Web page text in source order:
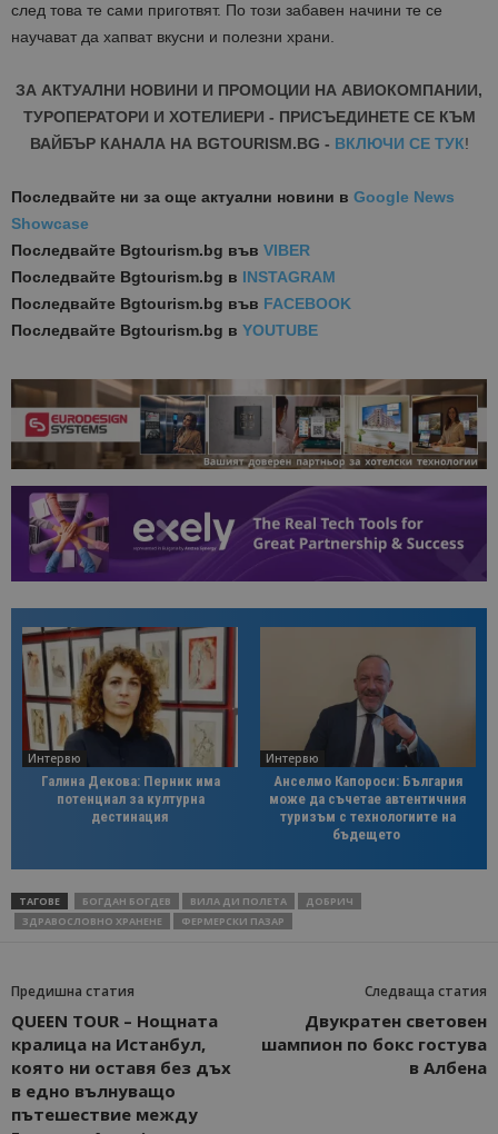
след това те сами приготвят. По този забавен начини те се
научават да хапват вкусни и полезни храни.
ЗА АКТУАЛНИ НОВИНИ И ПРОМОЦИИ НА АВИОКОМПАНИИ,
ТУРОПЕРАТОРИ И ХОТЕЛИЕРИ - ПРИСЪЕДИНЕТЕ СЕ КЪМ
ВАЙБЪР КАНАЛА НА BGTOURISM.BG - ВКЛЮЧИ СЕ ТУК!
Последвайте ни за още актуални новини в Google News
Showcase
Последвайте Bgtourism.bg във VIBER
Последвайте Bgtourism.bg в INSTAGRAM
Последвайте Bgtourism.bg във FACEBOOK
Последвайте Bgtourism.bg в YOUTUBE
Интервю
Галина Декова: Перник има
потенциал за културна
дестинация
Интервю
Анселмо Капороси: България
може да съчетае автентичния
туризъм с технологиите на
бъдещето
ТАГОВЕ БОГДАН БОГДЕВ ВИЛА ДИ ПОЛЕТА
ДОБРИЧ
ЗДРАВОСЛОВНО ХРАНЕНЕ
ФЕРМЕРСКИ ПАЗАР
Предишна статия
QUEEN TOUR – Нощната
кралица на Истанбул,
която ни оставя без дъх
в едно вълнуващо
пътешествие между
Следваща статия
Двукратен световен
шампион по бокс гостува
в Албена